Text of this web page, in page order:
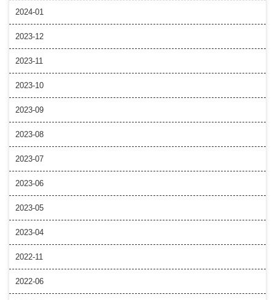
2024-01
2023-12
2023-11
2023-10
2023-09
2023-08
2023-07
2023-06
2023-05
2023-04
2022-11
2022-06